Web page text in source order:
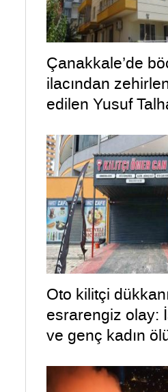
Çanakkale’de
ilacından
edilen Yusuf
Oto kilitçi
esrarengiz olay:
ve genç kadın